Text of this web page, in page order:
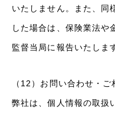
いたしません。また、同
した場合は、保険業法や
監督当局に報告いたしま
（12）お問い合わせ・
弊社は、個人情報の取扱